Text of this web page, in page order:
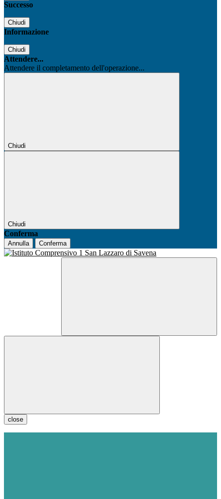
Successo
Chiudi
Informazione
Chiudi
Attendere...
Attendere il completamento dell'operazione...
Chiudi
Chiudi
Conferma
Annulla Conferma
close